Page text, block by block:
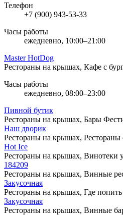
Телефон
+7 (900) 943-53-33
Часы работы
ежедневно, 10:00–21:00
Master HotDog
Рестораны на крышах, Кафе с
Часы работы
ежедневно, 08:00–23:00
Пивной бутик
Рестораны на крышах, Бары
Наш дворик
Рестораны на крышах, Рестораны
Hot Ice
Рестораны на крышах, Винотеки
184209
Рестораны на крышах, Винные
Закусочная
Рестораны на крышах, Где
Закусочная
Рестораны на крышах, Винные